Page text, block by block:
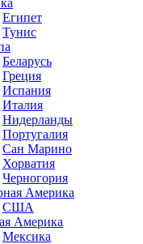
Египет
Тунис
Беларусь
Греция
Испания
Италия
Нидерланды
Португалия
Сан Марино
Хорватия
Черногория
Америка
США
Америка
Мексика